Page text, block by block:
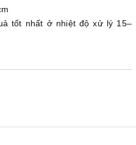
tốt nhất ở nhiệt độ xử lý 15–